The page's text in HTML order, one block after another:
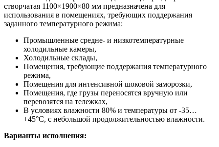
створчатая 1100×1900×80 мм предназначена для
использования в помещениях, требующих поддержания
заданного температурного режима:
Промышленные средне- и низкотемпературные
холодильные камеры,
Холодильные склады,
Помещения, требующие поддержания температурного
режима,
Помещения для интенсивной шоковой заморозки,
Помещения, где грузы переносятся вручную или
перевозятся на тележках,
В условиях влажности 80% и температуры от -35…
+45°С, с небольшой продолжительностью влажности.
Варианты исполнения: